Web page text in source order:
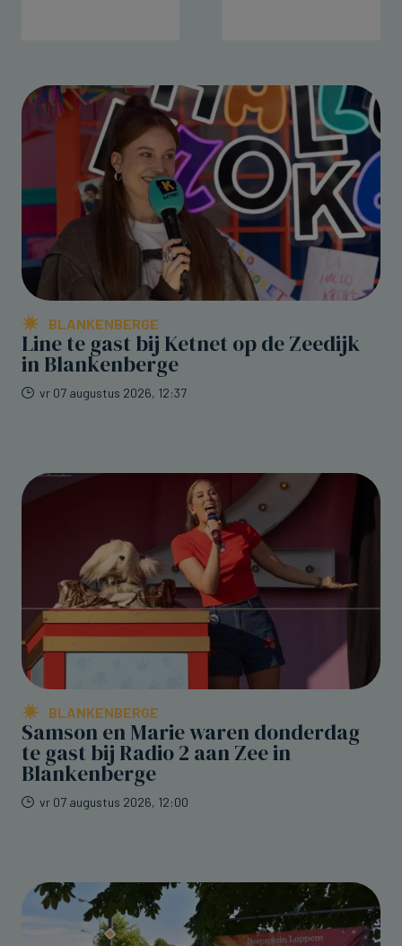
BLANKENBERGE
Line te gast bij Ketnet op de Zeedijk
in Blankenberge
vr 07 augustus 2026, 12:37
BLANKENBERGE
Samson en Marie waren donderdag
te gast bij Radio 2 aan Zee in
Blankenberge
vr 07 augustus 2026, 12:00